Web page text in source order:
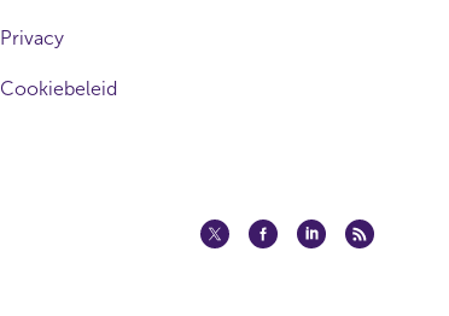
Privacy
Cookiebeleid